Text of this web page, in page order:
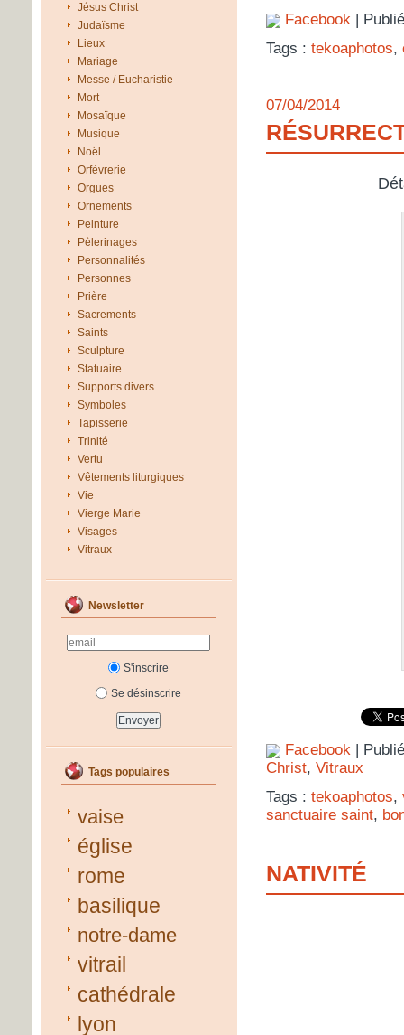
Jésus Christ
Judaïsme
Lieux
Mariage
Messe / Eucharistie
Mort
Mosaïque
Musique
Noël
Orfèvrerie
Orgues
Ornements
Peinture
Pèlerinages
Personnalités
Personnes
Prière
Sacrements
Saints
Sculpture
Statuaire
Supports divers
Symboles
Tapisserie
Trinité
Vertu
Vêtements liturgiques
Vie
Vierge Marie
Visages
Vitraux
Newsletter
S'inscrire
Se désinscrire
Tags populaires
vaise
église
rome
basilique
notre-dame
vitrail
cathédrale
lyon
Facebook |
Tags : tekoaphotos,
07/04/2014
Facebook |
Christ, Vitraux
Tags : tekoaphotos,
sanctuaire saint,
NATIVITÉ